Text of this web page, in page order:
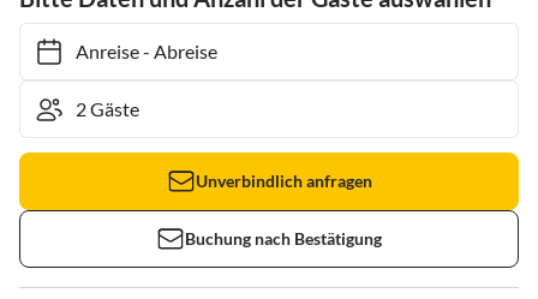
Anreise- Abreise
Unverbindlich anfragen
Buchung nach Bestätigung